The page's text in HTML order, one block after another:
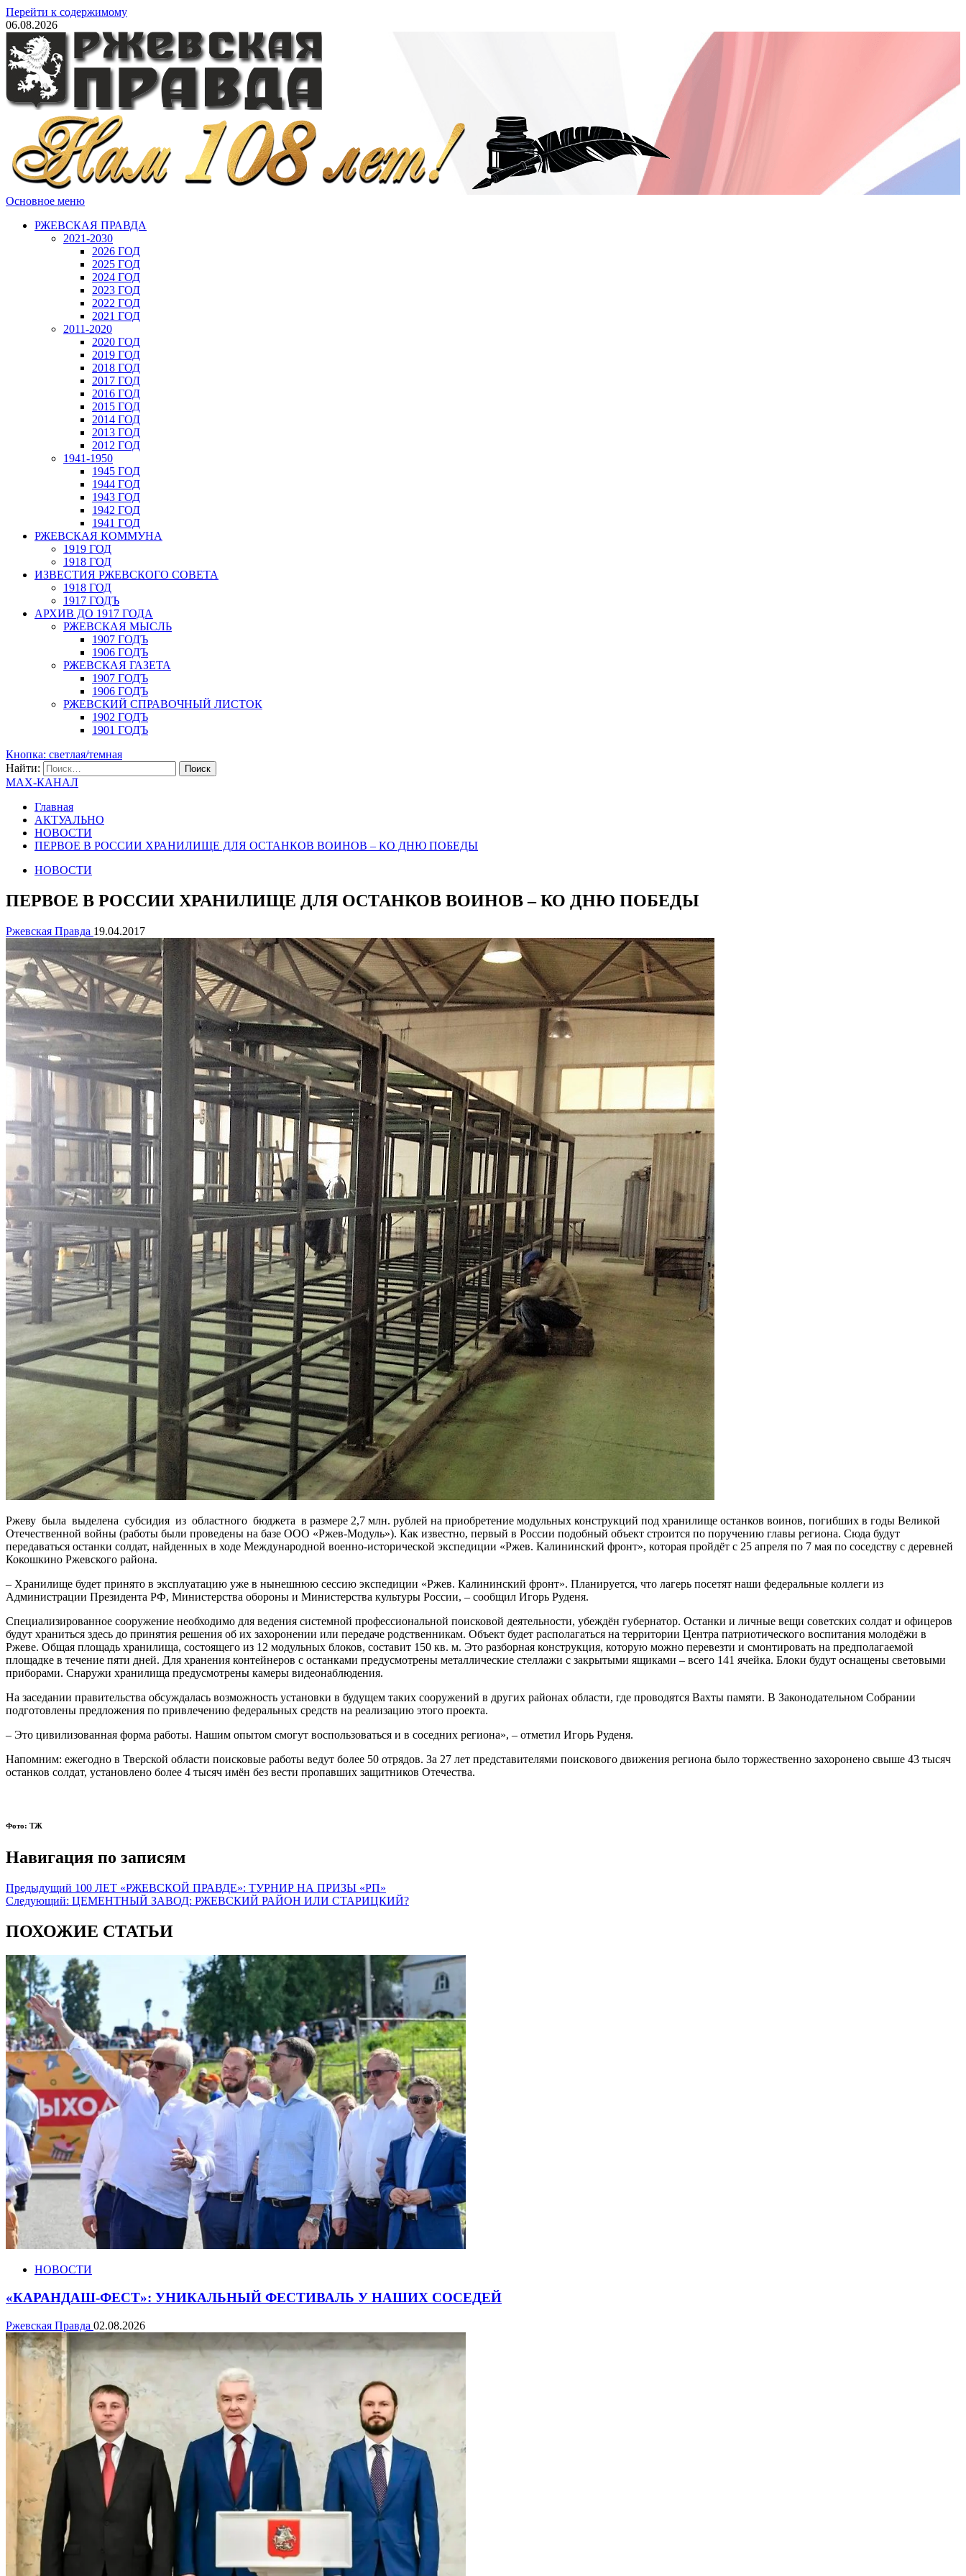
Перейти к содержимому
06.08.2026
Основное меню
РЖЕВСКАЯ ПРАВДА
2021-2030
2026 ГОД
2025 ГОД
2024 ГОД
2023 ГОД
2022 ГОД
2021 ГОД
2011-2020
2020 ГОД
2019 ГОД
2018 ГОД
2017 ГОД
2016 ГОД
2015 ГОД
2014 ГОД
2013 ГОД
2012 ГОД
1941-1950
1945 ГОД
1944 ГОД
1943 ГОД
1942 ГОД
1941 ГОД
РЖЕВСКАЯ КОММУНА
1919 ГОД
1918 ГОД
ИЗВЕСТИЯ РЖЕВСКОГО СОВЕТА
1918 ГОД
1917 ГОДЪ
АРХИВ ДО 1917 ГОДА
РЖЕВСКАЯ МЫСЛЬ
1907 ГОДЪ
1906 ГОДЪ
РЖЕВСКАЯ ГАЗЕТА
1907 ГОДЪ
1906 ГОДЪ
РЖЕВСКИЙ СПРАВОЧНЫЙ ЛИСТОК
1902 ГОДЪ
1901 ГОДЪ
Кнопка: светлая/темная
Найти:
MAX-КАНАЛ
Главная
АКТУАЛЬНО
НОВОСТИ
ПЕРВОЕ В РОССИИ ХРАНИЛИЩЕ ДЛЯ ОСТАНКОВ ВОИНОВ – КО ДНЮ ПОБЕДЫ
НОВОСТИ
ПЕРВОЕ В РОССИИ ХРАНИЛИЩЕ ДЛЯ ОСТАНКОВ ВОИНОВ – КО ДНЮ ПОБЕДЫ
Ржевская Правда 19.04.2017
Ржеву была выделена субсидия из областного бюджета в размере 2,7 млн. рублей на приобретение модульных конструкций под хранилище останков воинов, погибших в годы Великой
Отечественной войны (работы были проведены на базе ООО «Ржев-Модуль»). Как известно, первый в России подобный объект строится по поручению главы региона. Сюда будут
передаваться останки солдат, найденных в ходе Международной военно-исторической экспедиции «Ржев. Калининский фронт», которая пройдёт с 25 апреля по 7 мая по соседству с деревней
Кокошкино Ржевского района.
– Хранилище будет принято в эксплуатацию уже в нынешнюю сессию экспедиции «Ржев. Калининский фронт». Планируется, что лагерь посетят наши федеральные коллеги из
Администрации Президента РФ, Министерства обороны и Министерства культуры России, – сообщил Игорь Руденя.
Специализированное сооружение необходимо для ведения системной профессиональной поисковой деятельности, убеждён губернатор. Останки и личные вещи советских солдат и офицеров
будут храниться здесь до принятия решения об их захоронении или передаче родственникам. Объект будет располагаться на территории Центра патриотического воспитания молодёжи в
Ржеве. Общая площадь хранилища, состоящего из 12 модульных блоков, составит 150 кв. м. Это разборная конструкция, которую можно перевезти и смонтировать на предполагаемой
площадке в течение пяти дней. Для хранения контейнеров с останками предусмотрены металлические стеллажи с закрытыми ящиками – всего 141 ячейка. Блоки будут оснащены световыми
приборами. Снаружи хранилища предусмотрены камеры видеонаблюдения.
На заседании правительства обсуждалась возможность установки в будущем таких сооружений в других районах области, где проводятся Вахты памяти. В Законодательном Собрании
подготовлены предложения по привлечению федеральных средств на реализацию этого проекта.
– Это цивилизованная форма работы. Нашим опытом смогут воспользоваться и в соседних региона», – отметил Игорь Руденя.
Напомним: ежегодно в Тверской области поисковые работы ведут более 50 отрядов. За 27 лет представителями поискового движения региона было торжественно захоронено свыше 43 тысяч
останков солдат, установлено более 4 тысяч имён без вести пропавших защитников Отечества.
Фото: ТЖ
Навигация по записям
Предыдущий 100 ЛЕТ «РЖЕВСКОЙ ПРАВДЕ»: ТУРНИР НА ПРИЗЫ «РП»
Следующий: ЦЕМЕНТНЫЙ ЗАВОД: РЖЕВСКИЙ РАЙОН ИЛИ СТАРИЦКИЙ?
ПОХОЖИЕ СТАТЬИ
НОВОСТИ
«КАРАНДАШ-ФЕСТ»: УНИКАЛЬНЫЙ ФЕСТИВАЛЬ У НАШИХ СОСЕДЕЙ
Ржевская Правда 02.08.2026